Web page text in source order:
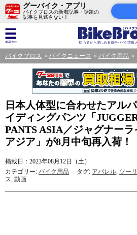
グーバイク・アプリ
バイクブロスの新着記事・話題の
記事を見逃さない！
バイクブロス バイクニュース バイク用品
日本人体型に合わせたアル
イディングパンツ「
PANTS ASIA／ジャグナー
アジア」が8月中旬再入荷！
掲載日：2023年08月12日（土）
カテゴリー: バイク用品 タグ: アパレル, ツー
ス, 動画